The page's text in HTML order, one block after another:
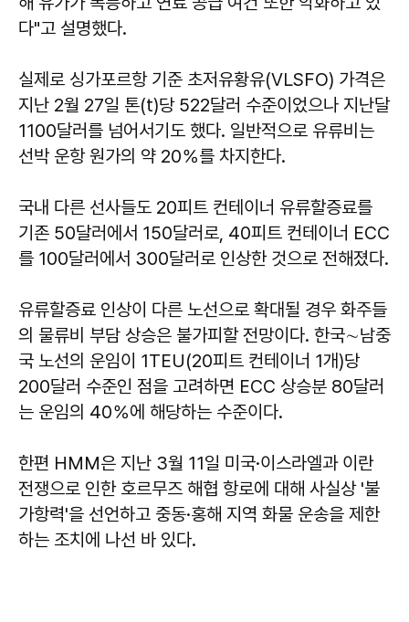
다"고 설명했다.
실제로 싱가포르항 기준 초저유황유(VLSFO) 가격은
지난 2월 27일 톤(t)당 522달러 수준이었으나 지난달
1100달러를 넘어서기도 했다. 일반적으로 유류비는
선박 운항 원가의 약 20％를 차지한다.
국내 다른 선사들도 20피트 컨테이너 유류할증료를
기존 50달러에서 150달러로, 40피트 컨테이너 ECC
를 100달러에서 300달러로 인상한 것으로 전해졌다.
유류할증료 인상이 다른 노선으로 확대될 경우 화주들
의 물류비 부담 상승은 불가피할 전망이다. 한국∼남중
국 노선의 운임이 1TEU(20피트 컨테이너 1개)당
200달러 수준인 점을 고려하면 ECC 상승분 80달러
는 운임의 40％에 해당하는 수준이다.
한편 HMM은 지난 3월 11일 미국·이스라엘과 이란
전쟁으로 인한 호르무즈 해협 항로에 대해 사실상 '불
가항력'을 선언하고 중동·홍해 지역 화물 운송을 제한
하는 조치에 나선 바 있다.